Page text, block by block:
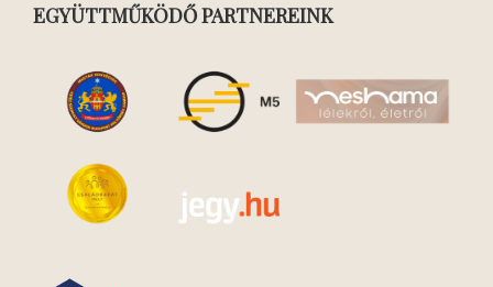
EGYÜTTMŰKÖDŐ PARTNEREINK